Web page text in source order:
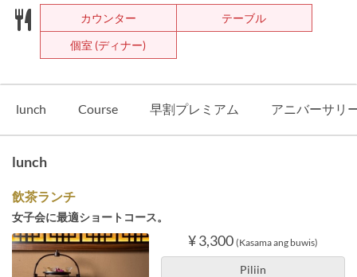
カウンター
テーブル
個室 (ディナー)
lunch Course 早割プレミアム アニバーサリ
lunch
飲茶ランチ
女子会に最適ショートコース。
¥ 3,300 (Kasama ang buwis)
Piliin